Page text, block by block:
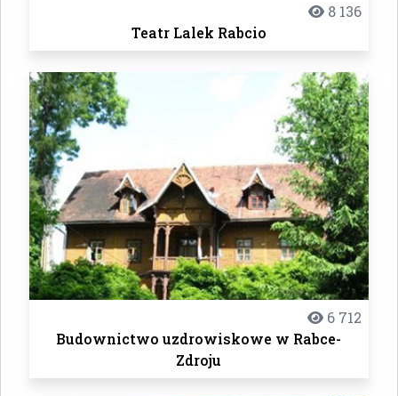
8 136
Teatr Lalek Rabcio
6 712
Budownictwo uzdrowiskowe w Rabce-
Zdroju